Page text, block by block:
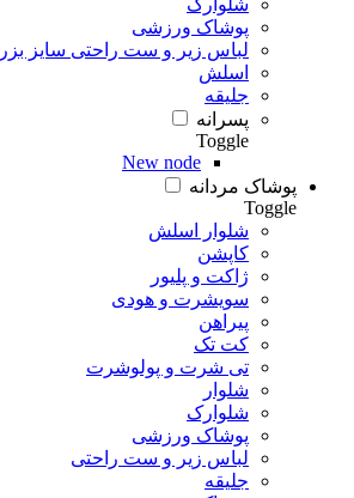
پوشاک ورزشی
لباس زیر و ست راحتی سایز
اسلش
جلیقه
پسرانه
Toggle
New node
پوشاک مردانه
Toggle
شلوار اسلش
کاپشن
ژاکت و پلیور
سویشرت و هودی
پیراهن
کت تک
تی شرت و پولوشرت
شلوار
شلوارک
پوشاک ورزشی
لباس زیر و ست راحتی
جلیقه